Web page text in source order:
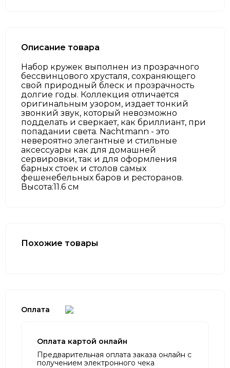
Описание товара
Набор кружек выполнен из прозрачного
бессвинцового хрусталя, сохраняющего
свой природный блеск и прозрачность
долгие годы. Коллекция отличается
оригинальным узором, издает тонкий
звонкий звук, который невозможно
подделать и сверкает, как бриллиант, при
попадании света. Nachtmann - это
невероятно элегантные и стильные
аксессуары как для домашней
сервировки, так и для оформления
барных стоек и столов самых
фешенебельных баров и ресторанов.
Высота:11.6 см
Похожие товары
Оплата
Оплата картой онлайн
Предварительная оплата заказа онлайн с
получением электронного чека